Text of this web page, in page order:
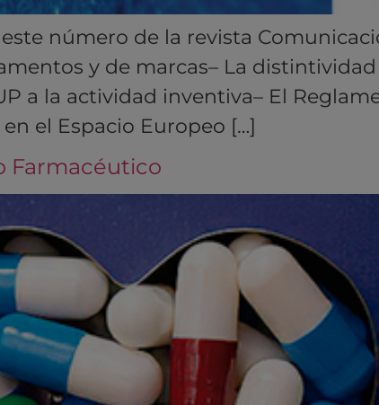
número de la revista
y de marcas– La
a la actividad inventiva– El
el Espacio Europeo […]
Farmacéutico